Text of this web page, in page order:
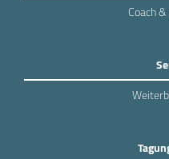
Coach